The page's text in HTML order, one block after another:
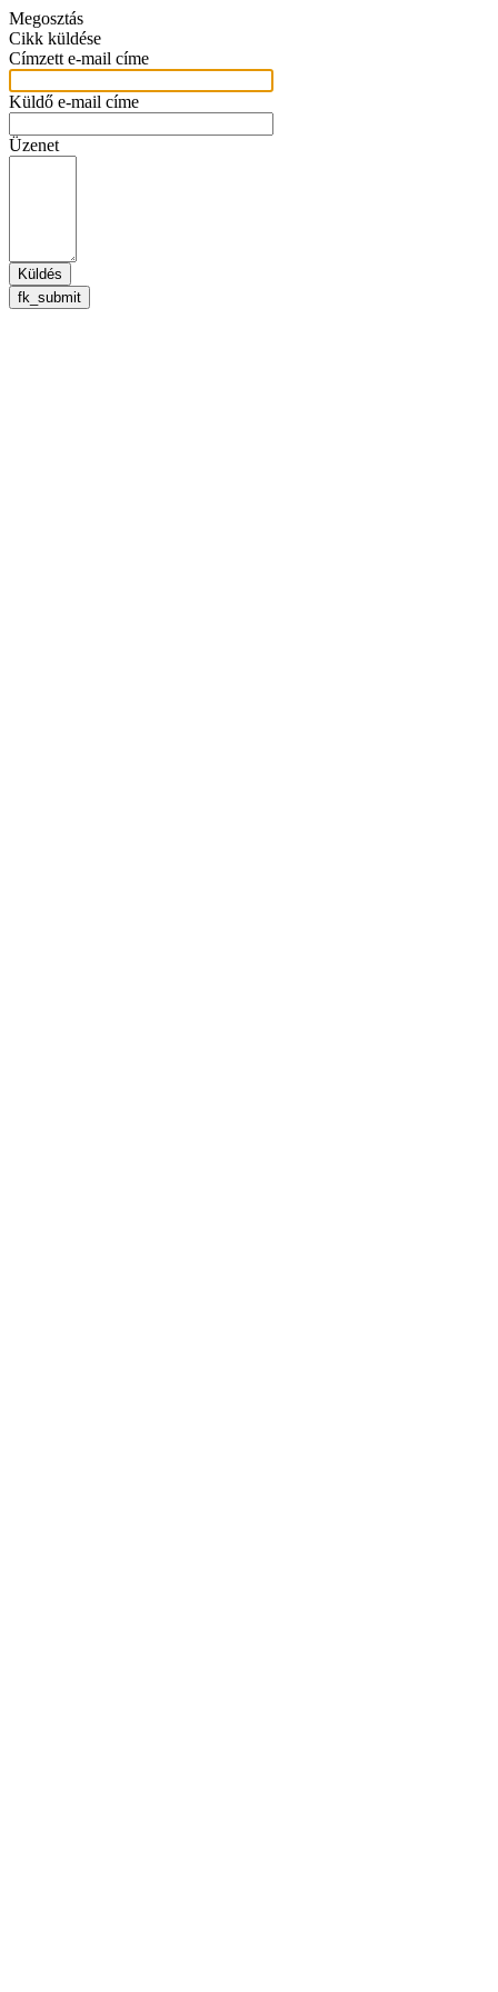
Megosztás
Cikk küldése
Címzett e-mail címe
Küldő e-mail címe
Üzenet